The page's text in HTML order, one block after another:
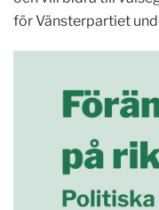
för Vänsterpartiet